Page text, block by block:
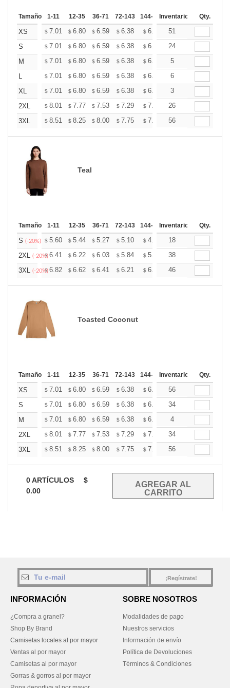
Tamaño 1-11 12-35 36-71 72-143 144-287 288 + Mas
Inventario Qty.
XS $ 7.01 $ 6.80 $ 6.59 $ 6.38 $ 6.18 $6.07
51
S
$ 7.01 $ 6.80 $ 6.59 $ 6.38 $ 6.18 $6.07
24
M
$ 7.01 $ 6.80 $ 6.59 $ 6.38 $ 6.18 $
5
L
$ 7.01 $ 6.80 $ 6.59 $ 6.38 $ 6.18 $
6
XL
$ 7.01 $ 6.80 $ 6.59 $ 6.38 $ 6.18 $
3
2XL
$ 8.01 $ 7.77 $ 7.53 $ 7.29 $ 7.06 $6.94
26
3XL
$ 8.51 $ 8.25 $ 8.00 $ 7.75 $ 7.50 $7.37
56
Teal
Tamaño 1-11 12-35 36-71 72-143 144-287 288 + Mas
Inventario Qty.
S (-20%) $ 5.60 $ 5.44 $ 5.27 $ 5.10 $ 4.94 $4.86
18
2XL (-20%)
$6.41 $ 6.22 $ 6.03 $ 5.84 $ 5.65 $5.56
38
3XL (-20%)
$6.82 $ 6.62 $ 6.41 $ 6.21 $ 6.01 $5.91
46
Toasted Coconut
Tamaño 1-11 12-35 36-71 72-143 144-287 288 + Mas
Inventario Qty.
XS $ 7.01 $ 6.80 $ 6.59 $ 6.38 $ 6.18 $6.07
56
S
$ 7.01 $ 6.80 $ 6.59 $ 6.38 $ 6.18 $6.07
34
M
$ 7.01 $ 6.80 $ 6.59 $ 6.38 $ 6.18 $
4
2XL
$ 8.01 $ 7.77 $ 7.53 $ 7.29 $ 7.06 $6.94
34
3XL
$ 8.51 $ 8.25 $ 8.00 $ 7.75 $ 7.50 $7.37
56
0ARTÍCULOS
$
0.00
¡Regístrate!
INFORMACIÓN
¿Compra a granel?
Shop By Brand
Camisetas locales al por mayor
Ventas al por mayor
Camisetas al por mayor
Gorras & gorros al por mayor
SOBRE NOSOTROS
Modalidades de pago
Nuestros servicios
Información de envío
Política de Devoluciones
Términos & Condiciones